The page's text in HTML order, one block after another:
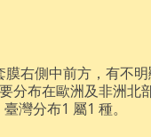
右側中前方，有不
分布在歐洲及非洲北
灣分布1 屬1 種。